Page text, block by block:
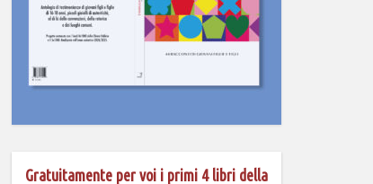
Gratuitamente per voi i primi 4 libri della